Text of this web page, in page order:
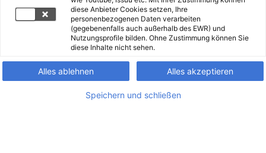
diese Anbieter Cookies setzen, Ihre
personenbezogenen Daten verarbeiten
(gegebenenfalls auch außerhalb des EWR) und
Nutzungsprofile bilden. Ohne Zustimmung können Sie
diese Inhalte nicht sehen.
Alles ablehnen Alles akzeptieren
Speichern und schließen